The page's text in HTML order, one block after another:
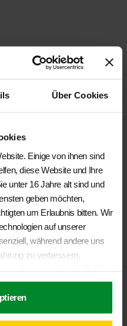
Über Cookies
Einige von ihnen sind
diese Website und Ihre
unter 16 Jahre alt sind und
geben möchten,
um Erlaubnis bitten. Wir
auf unserer
während andere uns
zu verbessern.
und Inhalte oder
Informationen über die
in unserer